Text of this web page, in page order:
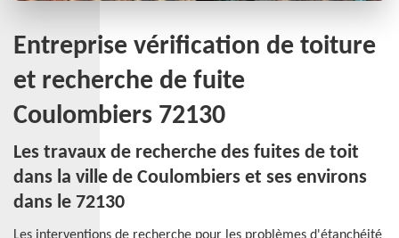
Entreprise vérification de toiture
et recherche de fuite
Coulombiers 72130
Les travaux de recherche des fuites de toit
dans la ville de Coulombiers et ses environs
dans le 72130